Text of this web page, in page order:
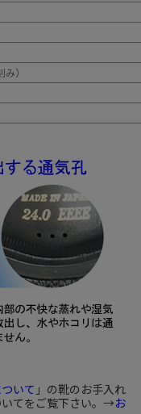
）
いて 」の靴のお手入れ
てをご覧下さい。→お